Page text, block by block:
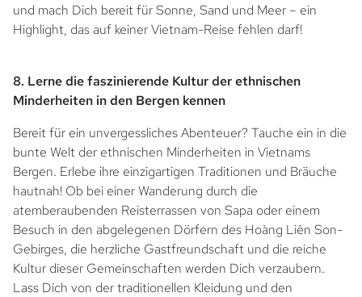
und mach Dich bereit für Sonne, Sand und Meer – ein
Highlight, das auf keiner Vietnam-Reise fehlen darf!
8. Lerne die faszinierende Kultur der ethnischen
Minderheiten in den Bergen kennen
Bereit für ein unvergessliches Abenteuer? Tauche ein in die
bunte Welt der ethnischen Minderheiten in Vietnams
Bergen. Erlebe ihre einzigartigen Traditionen und Bräuche
hautnah! Ob bei einer Wanderung durch die
atemberaubenden Reisterrassen von Sapa oder einem
Besuch in den abgelegenen Dörfern des Hoàng Liên Son-
Gebirges, die herzliche Gastfreundschaft und die reiche
Kultur dieser Gemeinschaften werden Dich verzaubern.
Lass Dich von der traditionellen Kleidung und den